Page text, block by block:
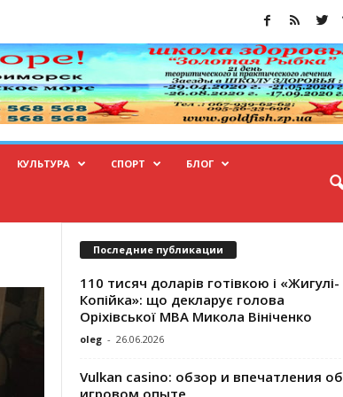
КУЛЬТУРА СПОРТ БЛОГ
Последние публикации
110 тисяч доларів готівкою і «Жигулі-
Копійка»: що декларує голова
Оріхівської МВА Микола Вініченко
oleg - 26.06.2026
Vulkan casino: обзор и впечатления об
игровом опыте